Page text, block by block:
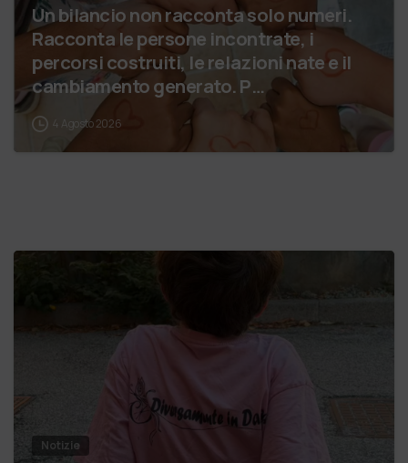
Un bilancio non racconta solo numeri.
Racconta le persone incontrate, i
percorsi costruiti, le relazioni nate e il
cambiamento generato. P…
4 Agosto 2026
Notizie